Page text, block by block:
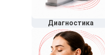
Диагностика